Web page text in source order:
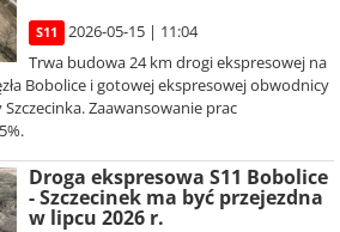
S11
2026-05-15 | 11:04
Trwa budowa 24 km drogi ekspresowej na
Bobolice i gotowej ekspresowej obwodnicy
Zaawansowanie prac
Droga ekspresowa S11 Bobolice
- Szczecinek ma być przejezdna
w lipcu 2026 r.